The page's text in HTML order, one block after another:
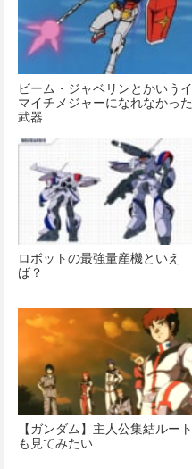
ビーム・ジャベリンとかいうイ
マイチメジャーになれなかった
武器
ロボットの最強量産機といえ
ば？
【ガンダム】主人公集結ルート
も見てみたい